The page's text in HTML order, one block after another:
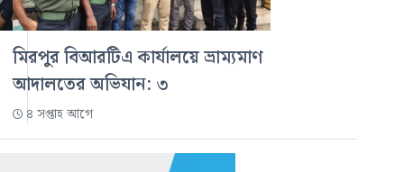
মিরপুর বিআরটিএ কার্যালয়ে ভ্রাম্যমাণ
আদালতের অভিযান: ৩
৪ সপ্তাহ আগে